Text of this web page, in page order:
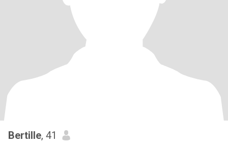
Bertille, 41